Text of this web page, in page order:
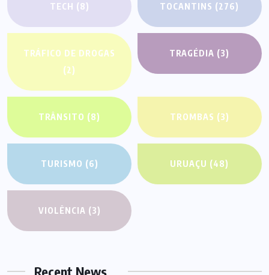
TECH (8) TOCANTINS (276)
TRÁFICO DE DROGAS
(2)
TRAGÉDIA (3)
TRÂNSITO (8) TROMBAS (3)
TURISMO (6) URUAÇU (48)
VIOLÊNCIA (3)
Recent News